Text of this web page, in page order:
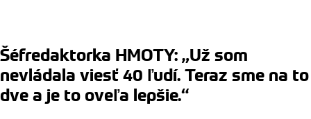
Šéfredaktorka HMOTY: „Už som
nevládala viesť 40 ľudí. Teraz sme na to
dve a je to oveľa lepšie.“